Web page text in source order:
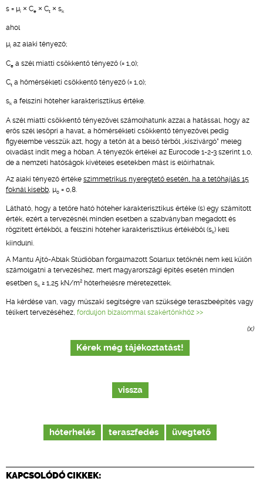
s = µi × Ce × Ct × sk
ahol
µi az alaki tényező;
Ce a szél miatti csökkentő tényező (= 1,0);
Ct a hőmérsékleti csökkentő tényező (= 1,0);
sk a felszíni hóteher karakterisztikus értéke.
A szél miatti csökkentő tényezővel számolhatunk azzal a hatással, hogy az
erős szél lesöpri a havat, a hőmérsékleti csökkentő tényezővel pedig
figyelembe vesszük azt, hogy a tetőn át a belső térből „kiszivárgó” meleg
olvadást indít meg a hóban. A tényezők értékei az Eurocode 1-2-3 szerint 1,0,
de a nemzeti hatóságok kivételes esetekben mást is előírhatnak.
Az alaki tényező értéke szimmetrikus nyeregtető esetén, ha a tetőhajlás 15
foknál kisebb , µ0 = 0,8.
Látható, hogy a tetőre ható hóteher karakterisztikus értéke (s) egy számított
érték, ezért a tervezésnél minden esetben a szabványban megadott és
rögzített értékből, a felszíni hóteher karakterisztikus értékéből (sk) kell
kiindulni.
A Mantu Ajtó-Ablak Stúdióban forgalmazott Solarlux tetőknél nem kell külön
számolgatni a tervezéshez, mert magyarországi építés esetén minden
esetben sk ≥ 1,25 kN/m2 hóterhelésre méretezettek.
Ha kérdése van, vagy műszaki segítségre van szüksége teraszbeépítés vagy
télikert tervezéséhez, forduljon bizalommal szakértőnkhöz >>
(x)
Kérek még tájékoztatást!
vissza
hóterhelés teraszfedés üvegtető
KAPCSOLÓDÓ CIKKEK: